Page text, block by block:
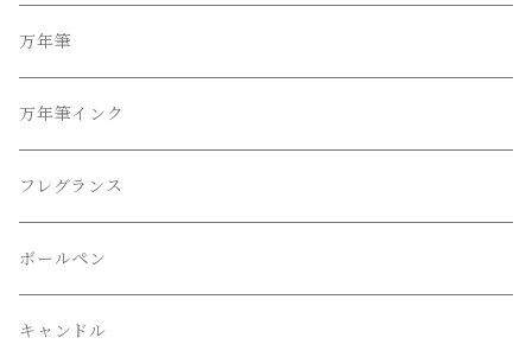
万年筆
万年筆インク
フレグランス
ボールペン
キャンドル